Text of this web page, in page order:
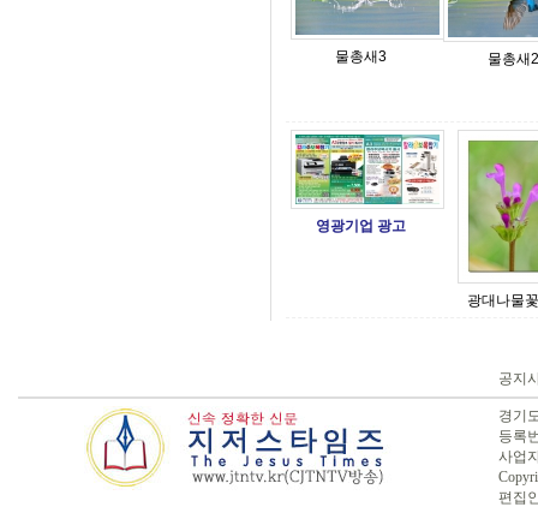
물총새3 물총새2
영광기업 광고
광대나물꽃
공지
경기
등록
사업
편집